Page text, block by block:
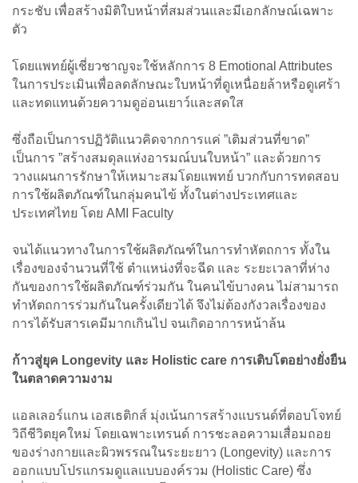
กระชับ เพื่อสร้างมิติใบหน้าที่สมส่วนและมีเอกลักษณ์เฉพาะ
ตัว
โดยแพทย์ผู้เชี่ยวชาญจะใช้หลักการ 8 Emotional Attributes
ในการประเมินเพื่อลดลักษณะใบหน้าที่ดูเหนื่อยล้าหรือดูเศร้า
และทดแทนด้วยความดูอ่อนเยาว์และสดใส
ซึ่งถือเป็นการปฏิวัติแนวคิดจากการแค่ ”เติมส่วนที่ขาด”
เป็นการ ”สร้างสมดุลแห่งอารมณ์บนใบหน้า” และด้วยการ
วางแผนการรักษาให้เหมาะสมโดยแพทย์ บวกกับการทดสอบ
การใช้ผลิตภัณฑ์ในกลุ่มคนไข้ ทั้งในต่างประเทศและ
ประเทศไทย โดย AMI Faculty
จนได้แนวทางในการใช้ผลิตภัณฑ์ในการทำหัตถการ ทั้งใน
เรื่องของจำนวนที่ใช้ ตำแหน่งที่จะฉีด และ ระยะเวลาที่ห่าง
กันของการใช้ผลิตภัณฑ์ร่วมกัน ในคนไข้บางคน ไม่สามารถ
ทำหัตถการร่วมกันในครั้งเดียวได้ จึงไม่ต้องกังวลเรื่องของ
การได้รับสารเคมีมากเกินไป จนเกิดอาการหน้าล้น
ก้าวสู่ยุค Longevity และ Holistic care การเติบโตอย่างยั่งยืน
ในตลาดความงาม
แอลเลอร์แกน เอสเธติกส์ มุ่งเน้นการสร้างแบรนด์ที่ตอบโจทย์
วิถีชีวิตยุคใหม่ โดยเฉพาะเทรนด์ การชะลอความเสื่อมถอย
ของร่างกายและผิวพรรณในระยะยาว (Longevity) และการ
ออกแบบโปรแกรมดูแลแบบองค์รวม (Holistic Care) ซึ่ง